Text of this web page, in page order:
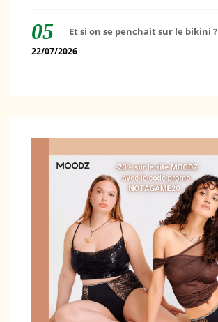
Et si on se penchait sur le bikini ?
22/07/2026